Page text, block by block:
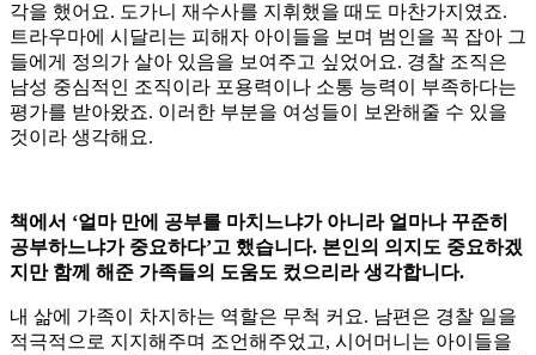
각을 했어요. 도가니 재수사를 지휘했을 때도 마찬가지였죠.
트라우마에 시달리는 피해자 아이들을 보며 범인을 꼭 잡아 그
들에게 정의가 살아 있음을 보여주고 싶었어요. 경찰 조직은
남성 중심적인 조직이라 포용력이나 소통 능력이 부족하다는
평가를 받아왔죠. 이러한 부분을 여성들이 보완해줄 수 있을
것이라 생각해요.
책에서 ‘얼마 만에 공부를 마치느냐가 아니라 얼마나 꾸준히
공부하느냐가 중요하다’고 했습니다. 본인의 의지도 중요하겠
지만 함께 해준 가족들의 도움도 컸으리라 생각합니다.
내 삶에 가족이 차지하는 역할은 무척 커요. 남편은 경찰 일을
적극적으로 지지해주며 조언해주었고, 시어머니는 아이들을